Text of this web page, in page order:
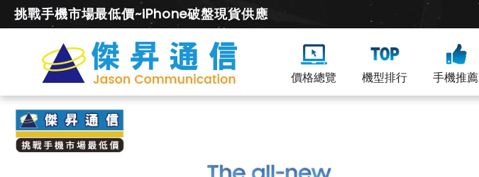
挑戰手機市場最低價~iPhone破盤現貨供應
價格總覽 機型排行 手機推薦